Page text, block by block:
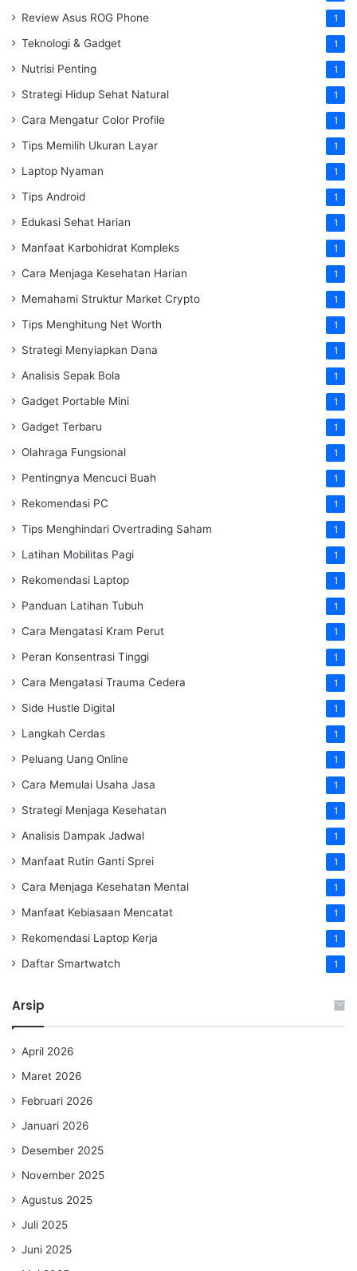
Review Asus ROG Phone 1
Teknologi & Gadget 1
Nutrisi Penting 1
Strategi Hidup Sehat Natural 1
Cara Mengatur Color Profile 1
Tips Memilih Ukuran Layar 1
Laptop Nyaman 1
Tips Android 1
Edukasi Sehat Harian 1
Manfaat Karbohidrat Kompleks 1
Cara Menjaga Kesehatan Harian 1
Memahami Struktur Market Crypto 1
Tips Menghitung Net Worth 1
Strategi Menyiapkan Dana 1
Analisis Sepak Bola 1
Gadget Portable Mini 1
Gadget Terbaru 1
Olahraga Fungsional 1
Pentingnya Mencuci Buah 1
Rekomendasi PC 1
Tips Menghindari Overtrading Saham 1
Latihan Mobilitas Pagi 1
Rekomendasi Laptop 1
Panduan Latihan Tubuh 1
Cara Mengatasi Kram Perut 1
Peran Konsentrasi Tinggi 1
Cara Mengatasi Trauma Cedera 1
Side Hustle Digital 1
Langkah Cerdas 1
Peluang Uang Online 1
Cara Memulai Usaha Jasa 1
Strategi Menjaga Kesehatan 1
Analisis Dampak Jadwal 1
Manfaat Rutin Ganti Sprei 1
Cara Menjaga Kesehatan Mental 1
Manfaat Kebiasaan Mencatat 1
Rekomendasi Laptop Kerja 1
Daftar Smartwatch 1
Arsip
April 2026
Maret 2026
Februari 2026
Januari 2026
Desember 2025
November 2025
Agustus 2025
Juli 2025
Juni 2025